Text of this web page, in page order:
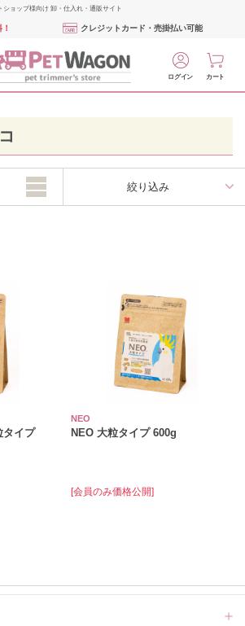
ョップ様向け 卸・仕入れ・通販サイト
クレジットカード・売掛払い可能
ログイン カート
絞り込み
タイプ
NEO
NEO 大粒タイプ 600g
[会員のみ価格公開]